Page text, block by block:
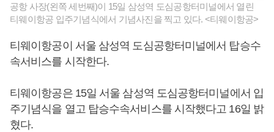
공항 사장(왼쪽 세번째)이 15일 삼성역 도심공항터미널에서 열린
티웨이항공 입주기념식에서 기념사진을 찍고 있다. <티웨이항공>
티웨이항공이 서울 삼성역 도심공항터미널에서 탑승수
속서비스를 시작한다.
티웨이항공은 15일 서울 삼성역 도심공항터미널에서 입
주기념식을 열고 탑승수속서비스를 시작했다고 16일 밝
혔다.